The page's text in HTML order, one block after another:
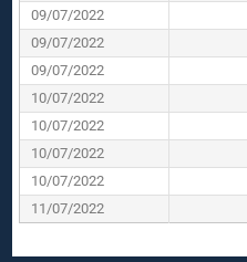
09/07/2022
09/07/2022
09/07/2022
10/07/2022
10/07/2022
10/07/2022
10/07/2022
11/07/2022